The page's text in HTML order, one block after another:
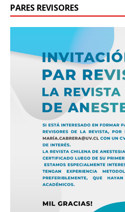
PARES REVISORES